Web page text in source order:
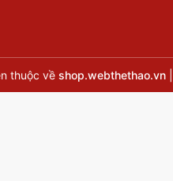
thuộc về shop.webthethao.vn